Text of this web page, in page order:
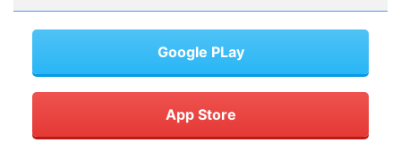
Google PLay
App Store